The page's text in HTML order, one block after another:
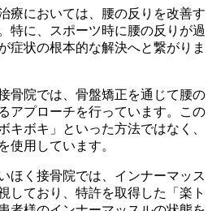
療においては、腰の反りを改善す
特に、スポーツ時に腰の反りが過
症状の根本的な解決へと繋がりま
骨院では、骨盤矯正を通じて腰の
アプローチを行っています。この
キボキ」といった方法ではなく、
使用しています。
ほく接骨院では、インナーマッス
しており、特許を取得した「楽ト